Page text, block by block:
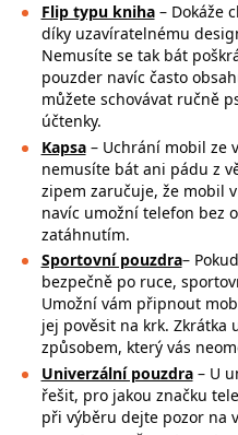
Flip typu kniha– Dokáže
díky uzavíratelnému
Nemusíte se tak bát
pouzder navíc často
můžete schovávat ručně
účtenky.
Kapsa– Uchrání mobil ze
nemusíte bát ani pádu z
zipem zaručuje, že mobil
navíc umožní telefon bez
zatáhnutím.
Sportovní pouzdra–
bezpečně po ruce,
Umožní vám připnout
jej pověsit na krk. Zkrátka
způsobem, který vás
Univerzální pouzdra – U
řešit, pro jakou značku
při výběru dejte pozor na